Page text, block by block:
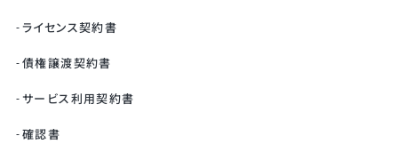
ライセンス契約書
債権譲渡契約書
サービス利用契約書
確認書